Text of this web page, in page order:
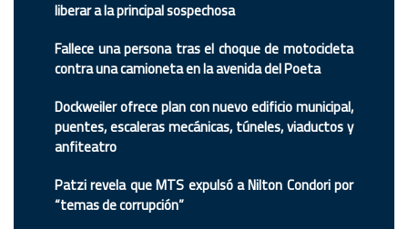
liberar a la principal sospechosa
Fallece una persona tras el choque de motocicleta
contra una camioneta en la avenida del Poeta
Dockweiler ofrece plan con nuevo edificio municipal,
puentes, escaleras mecánicas, túneles, viaductos y
anfiteatro
Patzi revela que MTS expulsó a Nilton Condori por
“temas de corrupción”